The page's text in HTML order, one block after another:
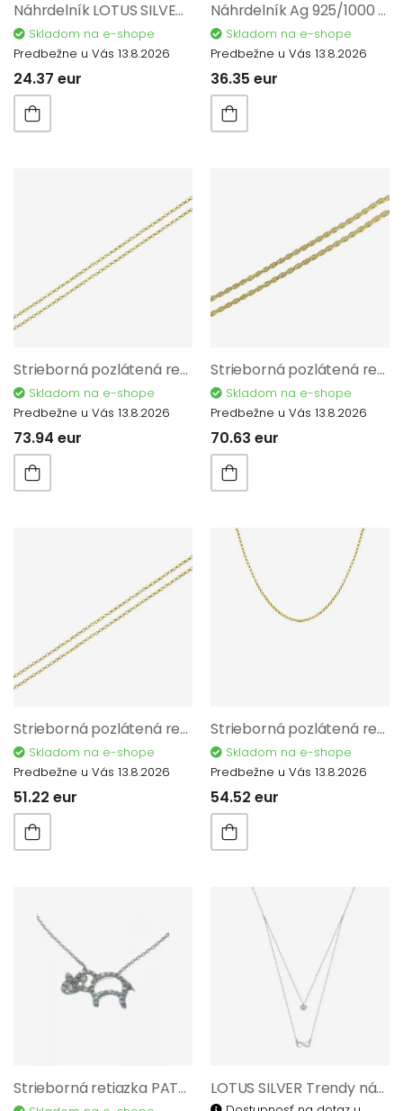
Náhrdelník LOTUS SILVER AG 925/1000 LP3287-1/1
Skladom na e-shope
Predbežne u Vás 13.8.2026
24.37 eur
Náhrdelník Ag 925/1000 1,60 gr AGZJ06802
Skladom na e-shope
Predbežne u Vás 13.8.2026
36.35 eur
Strieborná pozlátená retiazka AG 925/1000 AGNI608602C
Skladom na e-shope
Predbežne u Vás 13.8.2026
73.94 eur
Strieborná pozlátená retiazka AG 925/1000 AGRO3902-45
Skladom na e-shope
Predbežne u Vás 13.8.2026
70.63 eur
Strieborná pozlátená retiazka AG 925/1000 AGRO4002-50
Skladom na e-shope
Predbežne u Vás 13.8.2026
51.22 eur
Strieborná pozlátená retiazka AG 925/1000 AGNI608602B
Skladom na e-shope
Predbežne u Vás 13.8.2026
54.52 eur
Strieborná retiazka PATTIC s príveskom IPT20002E LOTUS SILVER Trendy náhrdelník AG925/1000 LP1680-1/3